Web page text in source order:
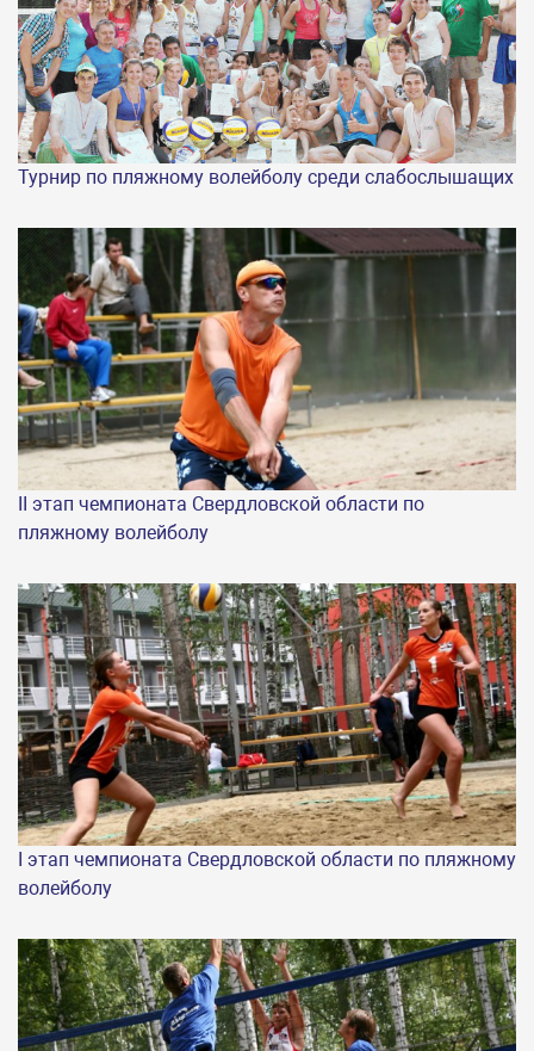
Турнир по пляжному волейболу среди слабослышащих
II этап чемпионата Свердловской области по
пляжному волейболу
I этап чемпионата Свердловской области по пляжному
волейболу